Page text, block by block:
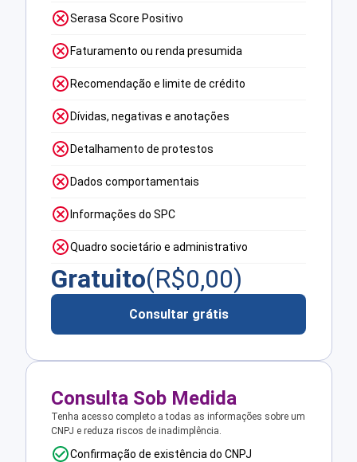
Serasa Score Positivo
Faturamento ou renda presumida
Recomendação e limite de crédito
Dívidas, negativas e anotações
Detalhamento de protestos
Dados comportamentais
Informações do SPC
Quadro societário e administrativo
Gratuito(R$0,00)
Consultar grátis
Consulta Sob Medida
Tenha acesso completo a todas as informações sobre um
CNPJ e reduza riscos de inadimplência.
Confirmação de existência do CNPJ